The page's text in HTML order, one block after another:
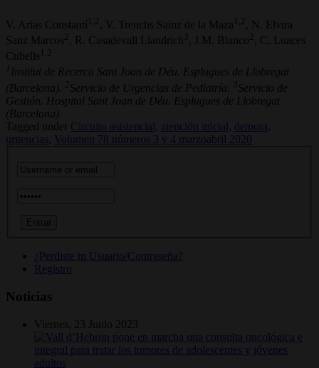
V. Arias Constantí 1,2 , V. Trenchs Sainz de la Maza 1,2
, N. Elvira
Sanz Marcos
, R. Casadevall Llandrich 3 , J.M. Blanco
, C. Luaces
Cubells 1,2
1 Institut de Recerca Sant Joan de Déu. Esplugues de Llobregat
(Barcelona).
2 Servicio de Urgencias de Pediatría. 3 Servicio de
Gestión. Hospital Sant Joan de Déu. Esplugues de Llobregat
(Barcelona)
Tagged under
Circuito asistencial, atención inicial,
demora,
urgencias,
Volumen 78 números 3 y 4 marzoabril 2020
¿Perdiste tu Usuario/Contraseña?
Registro
Noticias
Viernes, 23 Junio 2023